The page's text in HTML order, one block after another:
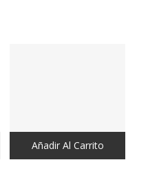
Añadir Al Carrito